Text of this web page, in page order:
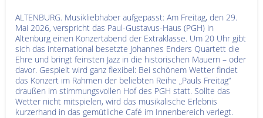
ALTENBURG. Musikliebhaber aufgepasst: Am Freitag, den 29.
Mai 2026, verspricht das Paul-Gustavus-Haus (PGH) in
Altenburg einen Konzertabend der Extraklasse. Um 20 Uhr gibt
sich das international besetzte Johannes Enders Quartett die
Ehre und bringt feinsten Jazz in die historischen Mauern – oder
davor. Gespielt wird ganz flexibel: Bei schönem Wetter findet
das Konzert im Rahmen der beliebten Reihe „Pauls Freitag“
draußen im stimmungsvollen Hof des PGH statt. Sollte das
Wetter nicht mitspielen, wird das musikalische Erlebnis
kurzerhand in das gemütliche Café im Innenbereich verlegt.